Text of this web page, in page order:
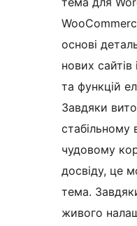
основі
нових сайтів
та функцій
Завдяки
стабільному
чудовому
досвіду, це
тема.
живого